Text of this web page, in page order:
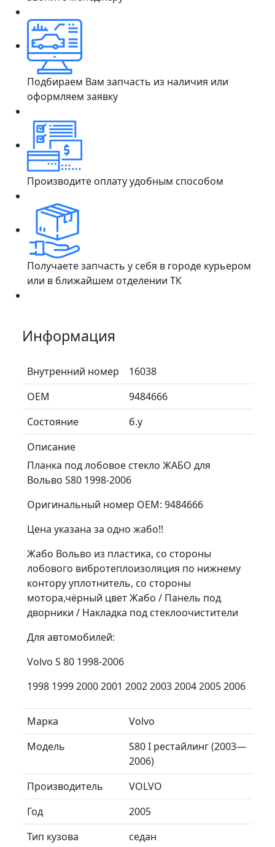
Подбираем Вам запчасть из наличия или
оформляем заявку
Производите оплату удобным способом
Получаете запчасть у себя в городе курьером
или в ближайшем отделении ТК
Информация
Внутренний номер
16038
ОЕМ
9484666
Состояние
б.у
Описание
Планка под лобовое стекло ЖАБО для
Вольво S80 1998-2006
Оригинальный номер OEM: 9484666
Цена указана за одно жабо!!
Жабо Вольво из пластика, со стороны
лобового вибротеплоизоляция по нижнему
контору уплотнитель, со стороны
мотора,чёрный цвет Жабо / Панель под
дворники / Накладка под стеклоочистители
Для автомобилей:
Volvo S 80 1998-2006
1998 1999 2000 2001 2002 2003 2004 2005 2006
Марка
Volvo
Модель
S80 I рестайлинг (2003—
2006)
Производитель
VOLVO
Год
2005
Тип кузова
седан